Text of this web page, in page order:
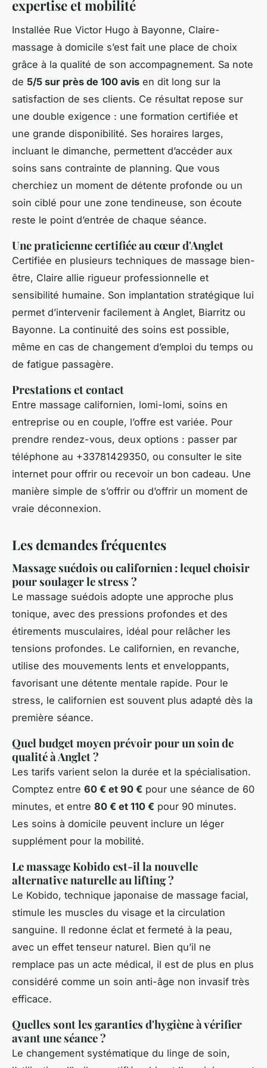
expertise et mobilité
Installée Rue Victor Hugo à Bayonne, Claire-
massage à domicile s’est fait une place de choix
grâce à la qualité de son accompagnement. Sa note
de 5/5 sur près de 100 avis en dit long sur la
satisfaction de ses clients. Ce résultat repose sur
une double exigence : une formation certifiée et
une grande disponibilité. Ses horaires larges,
incluant le dimanche, permettent d’accéder aux
soins sans contrainte de planning. Que vous
cherchiez un moment de détente profonde ou un
soin ciblé pour une zone tendineuse, son écoute
reste le point d’entrée de chaque séance.
Une praticienne certifiée au cœur d'Anglet
Certifiée en plusieurs techniques de massage bien-
être, Claire allie rigueur professionnelle et
sensibilité humaine. Son implantation stratégique lui
permet d’intervenir facilement à Anglet, Biarritz ou
Bayonne. La continuité des soins est possible,
même en cas de changement d’emploi du temps ou
de fatigue passagère.
Prestations et contact
Entre massage californien, lomi-lomi, soins en
entreprise ou en couple, l’offre est variée. Pour
prendre rendez-vous, deux options : passer par
téléphone au +33781429350, ou consulter le site
internet pour offrir ou recevoir un bon cadeau. Une
manière simple de s’offrir ou d’offrir un moment de
vraie déconnexion.
Les demandes fréquentes
Massage suédois ou californien : lequel choisir
pour soulager le stress ?
Le massage suédois adopte une approche plus
tonique, avec des pressions profondes et des
étirements musculaires, idéal pour relâcher les
tensions profondes. Le californien, en revanche,
utilise des mouvements lents et enveloppants,
favorisant une détente mentale rapide. Pour le
stress, le californien est souvent plus adapté dès la
première séance.
Quel budget moyen prévoir pour un soin de
qualité à Anglet ?
Les tarifs varient selon la durée et la spécialisation.
Comptez entre 60 € et 90 € pour une séance de 60
minutes, et entre 80 € et 110 € pour 90 minutes.
Les soins à domicile peuvent inclure un léger
supplément pour la mobilité.
Le massage Kobido est-il la nouvelle
alternative naturelle au lifting ?
Le Kobido, technique japonaise de massage facial,
stimule les muscles du visage et la circulation
sanguine. Il redonne éclat et fermeté à la peau,
avec un effet tenseur naturel. Bien qu’il ne
remplace pas un acte médical, il est de plus en plus
considéré comme un soin anti-âge non invasif très
efficace.
Quelles sont les garanties d'hygiène à vérifier
avant une séance ?
Le changement systématique du linge de soin,